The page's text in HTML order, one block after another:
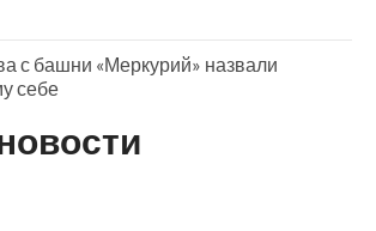
с башни «Меркурий» назвали
себе